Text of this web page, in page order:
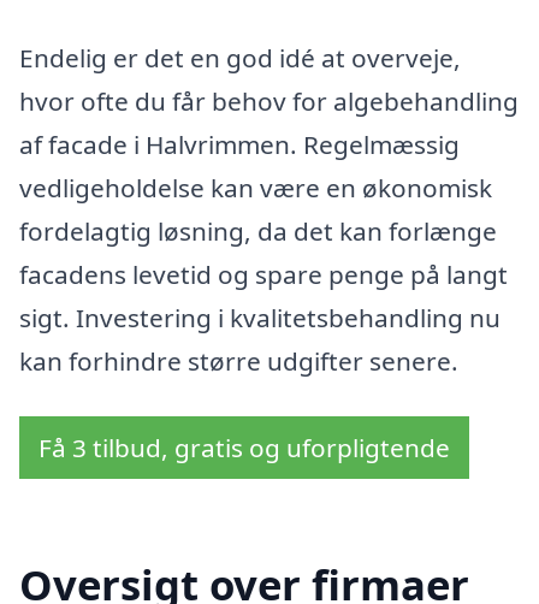
Endelig er det en god idé at overveje,
hvor ofte du får behov for algebehandling
af facade i Halvrimmen. Regelmæssig
vedligeholdelse kan være en økonomisk
fordelagtig løsning, da det kan forlænge
facadens levetid og spare penge på langt
sigt. Investering i kvalitetsbehandling nu
kan forhindre større udgifter senere.
Få 3 tilbud, gratis og uforpligtende
Oversigt over firmaer